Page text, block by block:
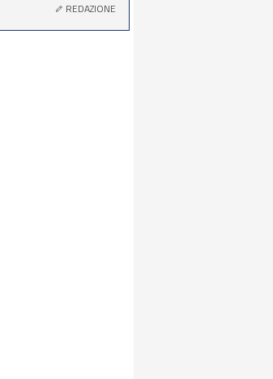
REDAZIONE